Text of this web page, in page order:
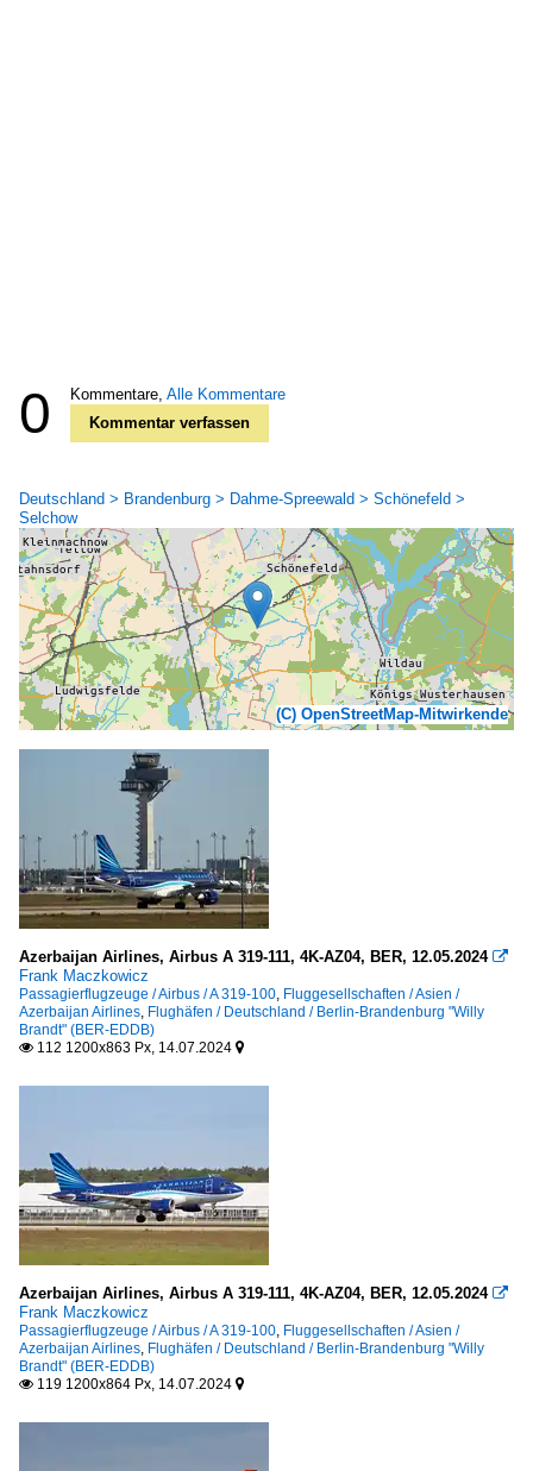
0 Kommentare, Alle Kommentare
Kommentar verfassen
Deutschland > Brandenburg > Dahme-Spreewald > Schönefeld >
Selchow
(C) OpenStreetMap-Mitwirkende
Azerbaijan Airlines, Airbus A 319-111, 4K-AZ04, BER, 12.05.2024 
Frank Maczkowicz
Passagierflugzeuge / Airbus / A 319-100, Fluggesellschaften / Asien /
Azerbaijan Airlines, Flughäfen / Deutschland / Berlin-Brandenburg "Willy
Brandt" (BER-EDDB)
 112 1200x863 Px, 14.07.2024 
Azerbaijan Airlines, Airbus A 319-111, 4K-AZ04, BER, 12.05.2024 
Frank Maczkowicz
Passagierflugzeuge / Airbus / A 319-100, Fluggesellschaften / Asien /
Azerbaijan Airlines, Flughäfen / Deutschland / Berlin-Brandenburg "Willy
Brandt" (BER-EDDB)
 119 1200x864 Px, 14.07.2024 